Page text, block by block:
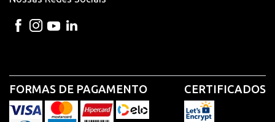
FORMAS DE PAGAMENTO CERTIFICADOS